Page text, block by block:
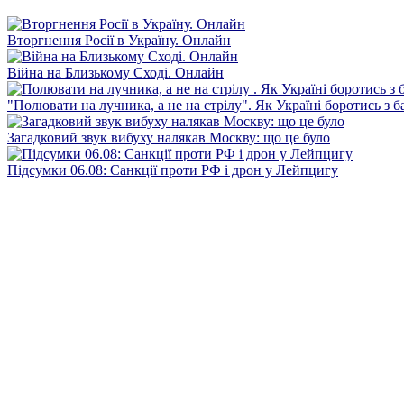
Вторгнення Росії в Україну. Онлайн
Війна на Близькому Сході. Онлайн
"Полювати на лучника, а не на стрілу". Як Україні боротись з
Загадковий звук вибуху налякав Москву: що це було
Підсумки 06.08: Санкції проти РФ і дрон у Лейпцигу